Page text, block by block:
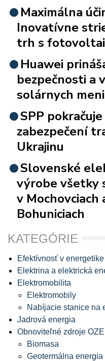
Maximálna
Inovatívne
trh s
Huawei
bezpečnosti a
solárnych
SPP
zabezpečení
Ukrajinu
Slovenské
výrobe všetky
v Mochovciach
Bohuniciach
KATEGÓRIE
Efektívnosť v energetike
Elektrina a elektrická
Elektromobilita
Elektromobily
Nabíjacie stanice na
Jadrová energia
Obnoviteľné zdroje OZE
Biomasa
Geotermálna energia